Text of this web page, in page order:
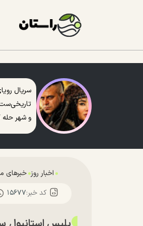
سریال
و شهر
اخبار روز خبرهای
کد خبر:۱۵۶۷۷